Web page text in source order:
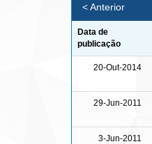
< Anterior
Data de
publicação
20-Out-2014
29-Jun-2011
3-Jun-2011